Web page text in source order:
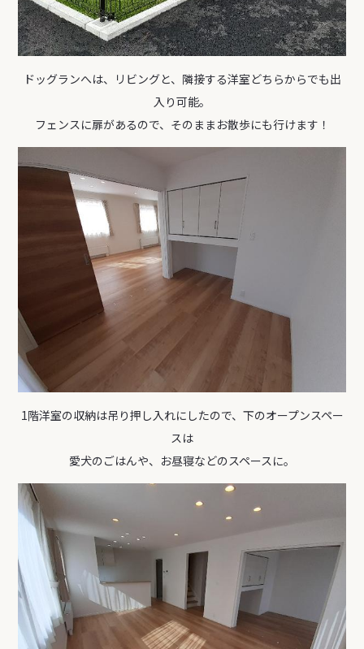
ドッグランへは、リビングと、隣接する洋室どちらからでも出
入り可能。
フェンスに扉があるので、そのままお散歩にも行けます！
1階洋室の収納は吊り押し入れにしたので、下のオープンスペー
スは
愛犬のごはんや、お昼寝などのスペースに。